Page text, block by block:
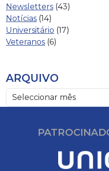
Newsletters (43)
Notícias (14)
Universitário (17)
Veteranos (6)
ARQUIVO